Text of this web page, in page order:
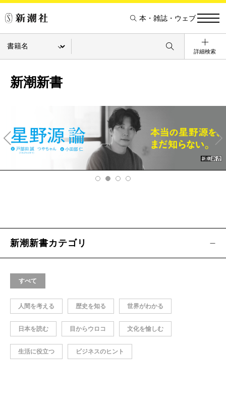
本・雑誌・ウェブ
詳細検索
新潮新書
v
Ne
xt
新潮新書カテゴリ
すべて
人間を考える 歴史を知る 世界がわかる
日本を読む 目からウロコ 文化を愉しむ
生活に役立つ ビジネスのヒント